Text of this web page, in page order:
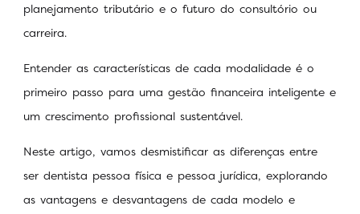
planejamento tributário e o futuro do consultório ou
carreira.
Entender as características de cada modalidade é o
primeiro passo para uma gestão financeira inteligente e
um crescimento profissional sustentável.
Neste artigo, vamos desmistificar as diferenças entre
ser dentista pessoa física e pessoa jurídica, explorando
as vantagens e desvantagens de cada modelo e